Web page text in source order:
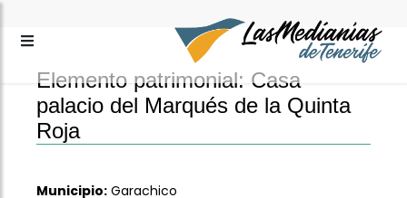
Elemento patrimonial: Casa
palacio del Marqués de la Quinta
Roja
Municipio: Garachico